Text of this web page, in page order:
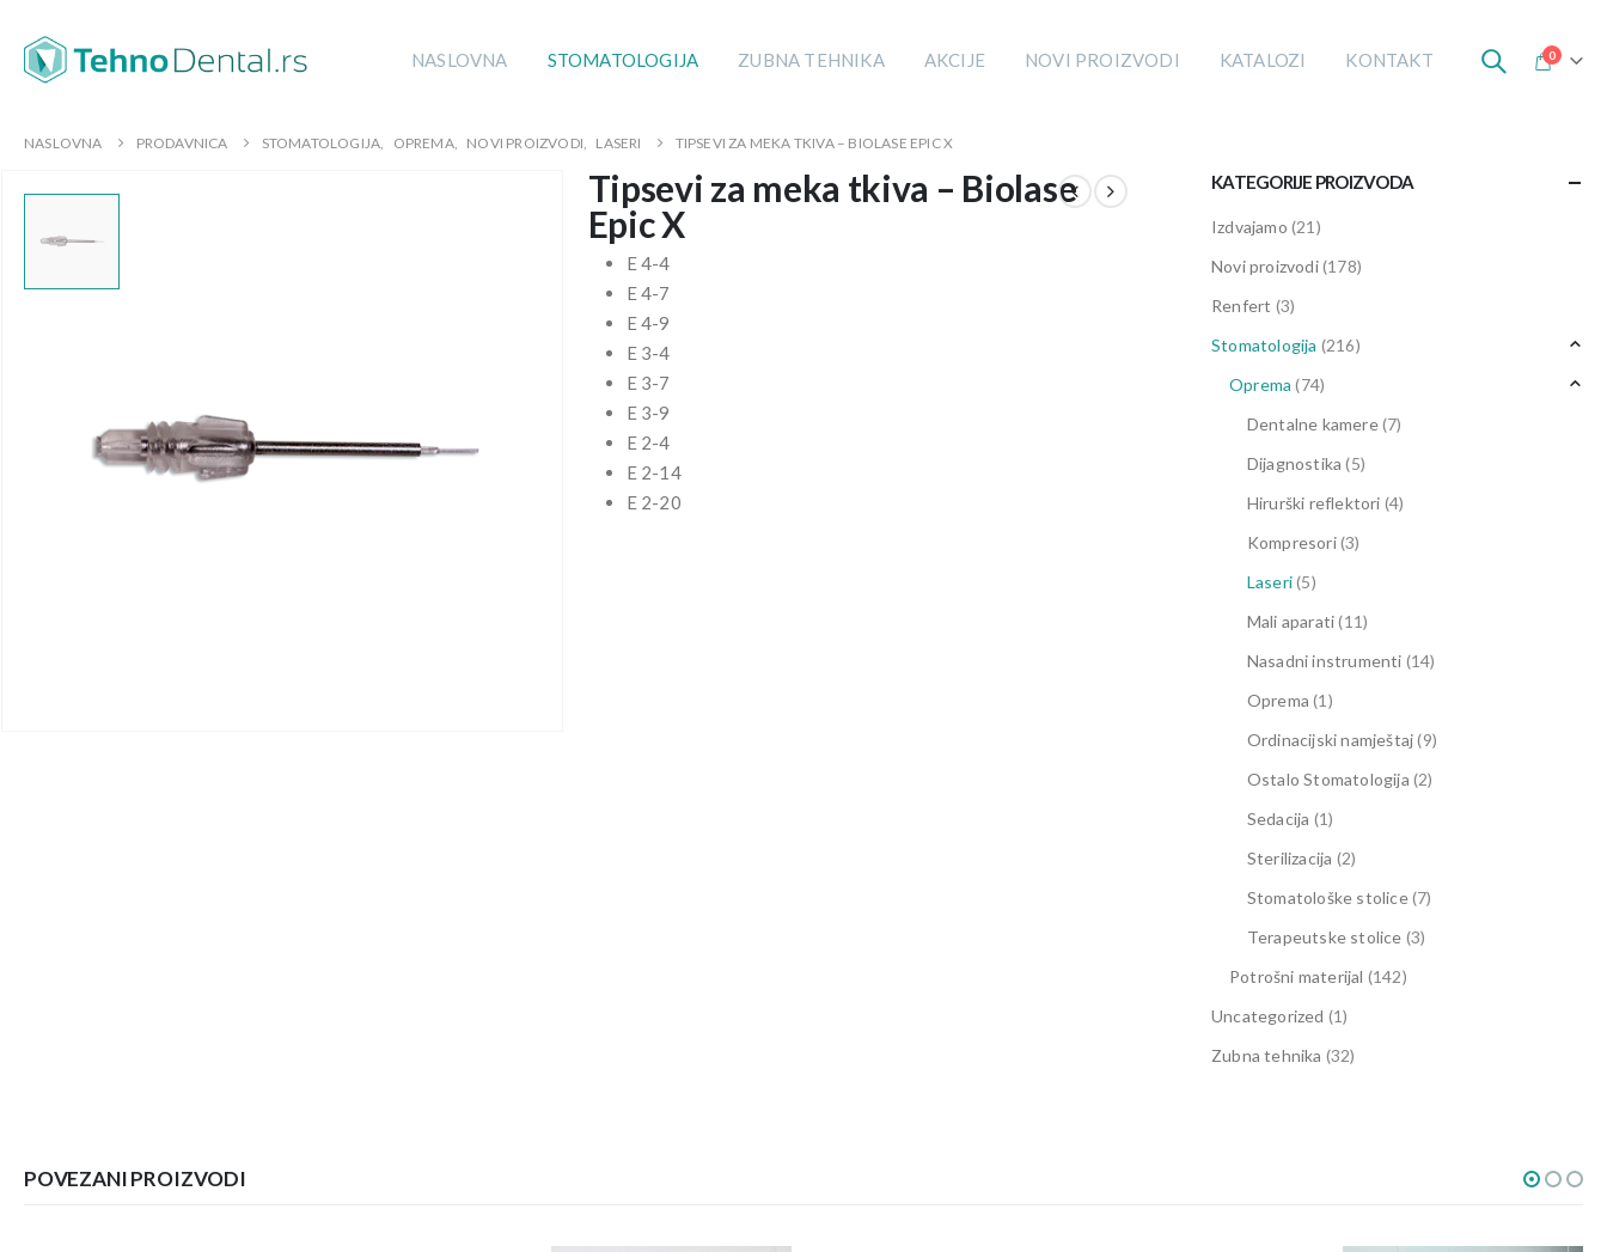
NASLOVNA STOMATOLOGIJA ZUBNA TEHNIKA AKCIJE NOVI PROIZVODI KATALOZI KONTAKT 0
NASLOVNA PRODAVNICA STOMATOLOGIJA, OPREMA, NOVI PROIZVODI, LASERI TIPSEVI ZA MEKA TKIVA – BIOLASE EPIC X
Tipsevi za meka tkiva – Biolase
Epic X
E 4-4
E 4-7
E 4-9
E 3-4
E 3-7
E 3-9
E 2-4
E 2-14
E 2-20
KATEGORIJE PROIZVODA
Izdvajamo (21)
Novi proizvodi(178)
Renfert (3)
Stomatologija (216)
Oprema (74)
Dentalne kamere(7)
Dijagnostika (5)
Hirurški reflektori (4)
Kompresori(3)
Laseri(5)
Mali aparati (11)
Nasadni instrumenti (14)
Oprema (1)
Ordinacijski namještaj (9)
Ostalo Stomatologija (2)
Sedacija (1)
Sterilizacija (2)
Stomatološke stolice(7)
Terapeutske stolice (3)
Potrošni materijal (142)
Uncategorized (1)
Zubna tehnika (32)
POVEZANI PROIZVODI